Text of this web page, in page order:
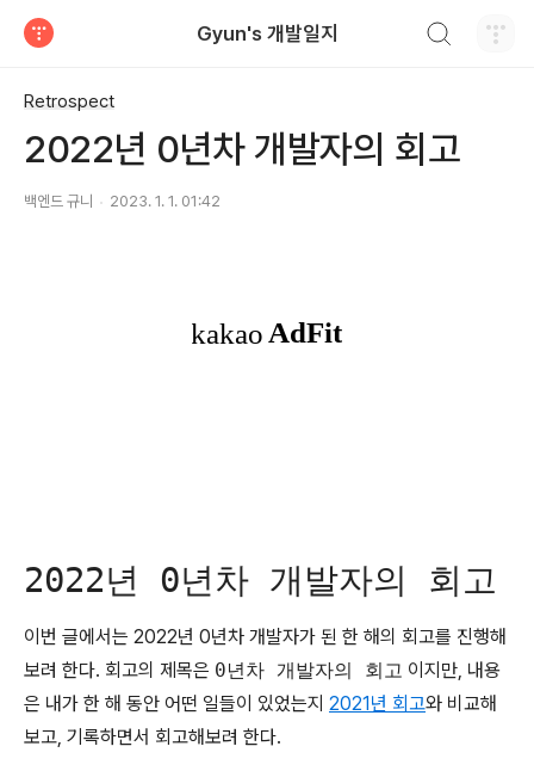
Gyun's 개발일지
Retrospect
2022년 0년차 개발자의 회고
백엔드 규니 2023. 1. 1. 01:42
2022년 0년차 개발자의 회고
이번 글에서는 2022년 0년차 개발자가 된 한 해의 회고를 진행해
보려 한다. 회고의 제목은 0년차 개발자의 회고 이지만, 내용
은 내가 한 해 동안 어떤 일들이 있었는지 2021년 회고와 비교해
보고, 기록하면서 회고해보려 한다.